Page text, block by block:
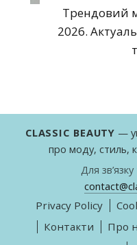
Трендовий
2026.
CLASSIC BEAUTY —
про моду, стиль,
Для
Privacy Policy
Контакти
Про